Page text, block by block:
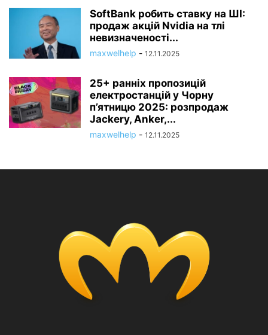
SoftBank робить ставку на ШІ:
продаж акцій Nvidia на тлі
невизначеності...
maxwelhelp - 12.11.2025
25+ ранніх пропозицій
електростанцій у Чорну
п’ятницю 2025: розпродаж
Jackery, Anker,...
maxwelhelp - 12.11.2025